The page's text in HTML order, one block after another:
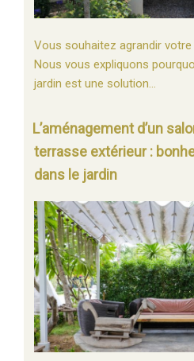
Vous souhaitez agrandir
Nous vous expliquons
jardin est une solution…
L’aménagement d’un
terrasse extérieur :
dans le jardin